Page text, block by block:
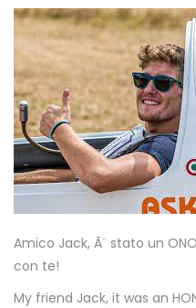
Amico Jack, Ã¨ stato un
con te!
My friend Jack, it was an